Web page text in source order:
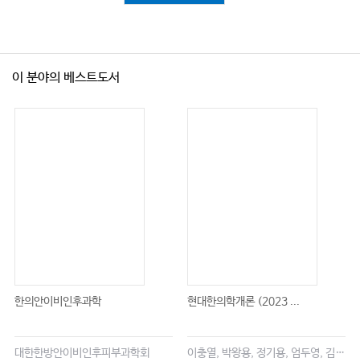
이 분야의 베스트도서
한의안이비인후과학
대한한방안이비인후피부과학회
현대한의학개론 (2023 ...
이충열, 박왕용, 정기용, 엄두영, 김창업